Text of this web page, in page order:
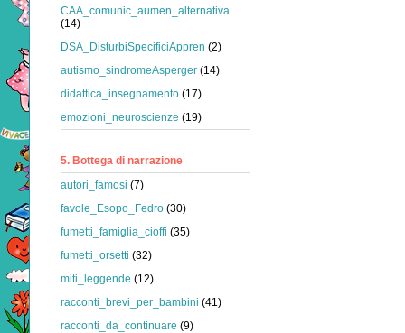
CAA_comunic_aumen_alternativa
(14)
DSA_DisturbiSpecificiAppren (2)
autismo_sindromeAsperger (14)
didattica_insegnamento (17)
emozioni_neuroscienze (19)
5. Bottega di narrazione
autori_famosi (7)
favole_Esopo_Fedro (30)
fumetti_famiglia_cioffi (35)
fumetti_orsetti (32)
miti_leggende (12)
racconti_brevi_per_bambini (41)
racconti_da_continuare (9)